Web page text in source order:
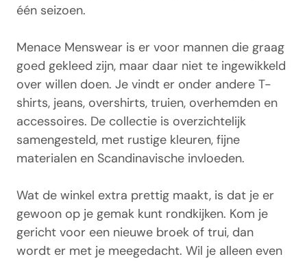
één seizoen.
Menace Menswear is er voor mannen die graag
goed gekleed zijn, maar daar niet te ingewikkeld
over willen doen. Je vindt er onder andere T-
shirts, jeans, overshirts, truien, overhemden en
accessoires. De collectie is overzichtelijk
samengesteld, met rustige kleuren, fijne
materialen en Scandinavische invloeden.
Wat de winkel extra prettig maakt, is dat je er
gewoon op je gemak kunt rondkijken. Kom je
gericht voor een nieuwe broek of trui, dan
wordt er met je meegedacht. Wil je alleen even